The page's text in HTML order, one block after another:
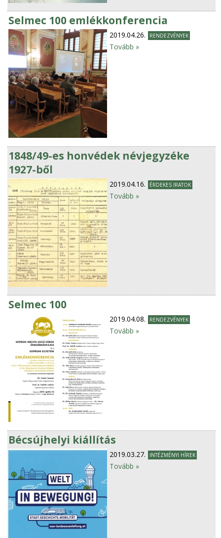
Selmec 100 emlékkonferencia
2019.04.26. RENDEZVÉNYEK
Tovább »
1848/49-es honvédek névjegyzéke
1927-ből
2019.04.16. ÉRDEKES IRATOK
Tovább »
Selmec 100
2019.04.08. RENDEZVÉNYEK
Tovább »
Bécsújhelyi kiállítás
2019.03.27. INTÉZMÉNYI HÍREK
Tovább »